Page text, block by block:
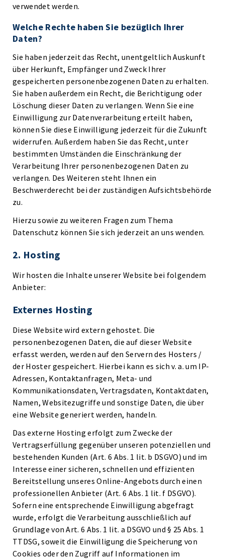
verwendet werden.
Welche Rechte haben Sie bezüglich Ihrer
Daten?
Sie haben jederzeit das Recht, unentgeltlich Auskunft
über Herkunft, Empfänger und Zweck Ihrer
gespeicherten personenbezogenen Daten zu erhalten.
Sie haben außerdem ein Recht, die Berichtigung oder
Löschung dieser Daten zu verlangen. Wenn Sie eine
Einwilligung zur Datenverarbeitung erteilt haben,
können Sie diese Einwilligung jederzeit für die Zukunft
widerrufen. Außerdem haben Sie das Recht, unter
bestimmten Umständen die Einschränkung der
Verarbeitung Ihrer personenbezogenen Daten zu
verlangen. Des Weiteren steht Ihnen ein
Beschwerderecht bei der zuständigen Aufsichtsbehörde
zu.
Hierzu sowie zu weiteren Fragen zum Thema
Datenschutz können Sie sich jederzeit an uns wenden.
2. Hosting
Wir hosten die Inhalte unserer Website bei folgendem
Anbieter:
Externes Hosting
Diese Website wird extern gehostet. Die
personenbezogenen Daten, die auf dieser Website
erfasst werden, werden auf den Servern des Hosters /
der Hoster gespeichert. Hierbei kann es sich v. a. um IP-
Adressen, Kontaktanfragen, Meta- und
Kommunikationsdaten, Vertragsdaten, Kontaktdaten,
Namen, Websitezugriffe und sonstige Daten, die über
eine Website generiert werden, handeln.
Das externe Hosting erfolgt zum Zwecke der
Vertragserfüllung gegenüber unseren potenziellen und
bestehenden Kunden (Art. 6 Abs. 1 lit. b DSGVO) und im
Interesse einer sicheren, schnellen und effizienten
Bereitstellung unseres Online-Angebots durch einen
professionellen Anbieter (Art. 6 Abs. 1 lit. f DSGVO).
Sofern eine entsprechende Einwilligung abgefragt
wurde, erfolgt die Verarbeitung ausschließlich auf
Grundlage von Art. 6 Abs. 1 lit. a DSGVO und § 25 Abs. 1
TTDSG, soweit die Einwilligung die Speicherung von
Cookies oder den Zugriff auf Informationen im